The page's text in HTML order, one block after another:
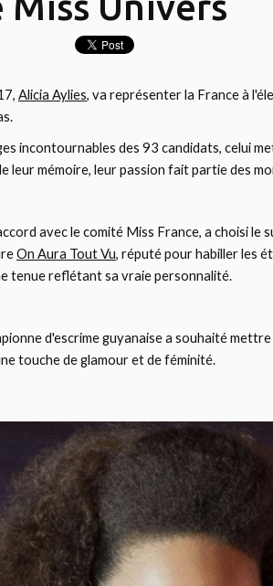
Alicia Aylies, va représenter la France à
incontournables des 93 candidats, celui
leur mémoire, leur passion fait partie des
avec le comité Miss France, a choisi le
On Aura Tout Vu, réputé pour habiller les
tenue reflétant sa vraie personnalité.
d'escrime guyanaise a souhaité
touche de glamour et de féminité.